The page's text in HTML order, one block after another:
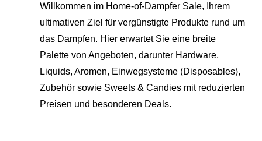
Willkommen im Home-of-Dampfer Sale, Ihrem
ultimativen Ziel für vergünstigte Produkte rund um
das Dampfen. Hier erwartet Sie eine breite
Palette von Angeboten, darunter Hardware,
Liquids, Aromen, Einwegsysteme (Disposables),
Zubehör sowie Sweets & Candies mit reduzierten
Preisen und besonderen Deals.